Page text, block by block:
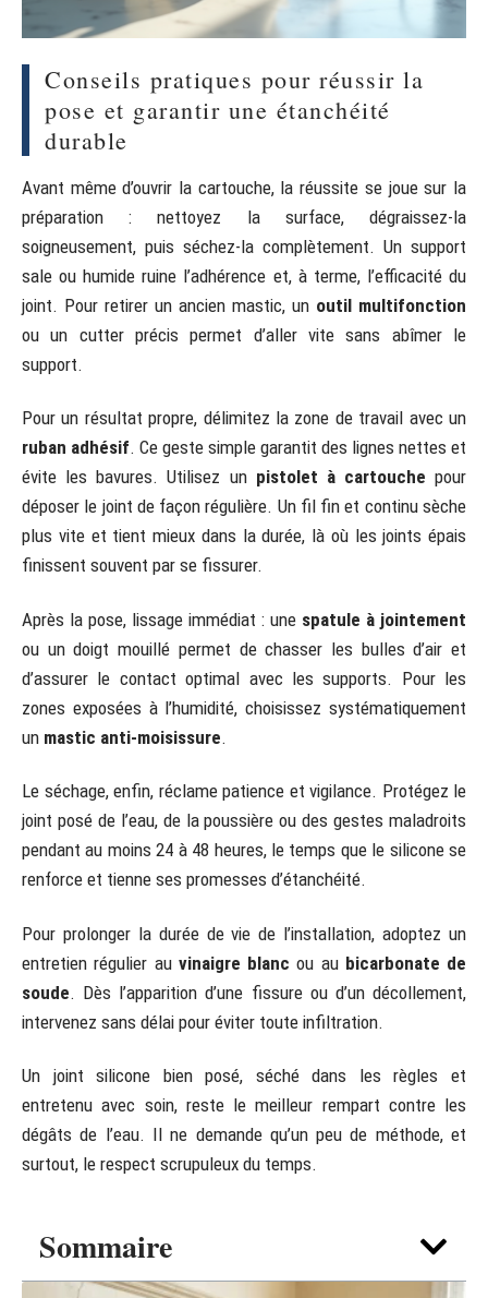
Sommaire
Conseils pratiques pour réussir la
pose et garantir une étanchéité
durable
Avant même d’ouvrir la cartouche, la réussite se joue sur la
préparation : nettoyez la surface, dégraissez-la
soigneusement, puis séchez-la complètement. Un support
sale ou humide ruine l’adhérence et, à terme, l’efficacité du
joint. Pour retirer un ancien mastic, un outil multifonction
ou un cutter précis permet d’aller vite sans abîmer le
support.
Pour un résultat propre, délimitez la zone de travail avec un
ruban adhésif. Ce geste simple garantit des lignes nettes et
évite les bavures. Utilisez un pistolet à cartouche pour
déposer le joint de façon régulière. Un fil fin et continu sèche
plus vite et tient mieux dans la durée, là où les joints épais
finissent souvent par se fissurer.
Après la pose, lissage immédiat : une spatule à jointement
ou un doigt mouillé permet de chasser les bulles d’air et
d’assurer le contact optimal avec les supports. Pour les
zones exposées à l’humidité, choisissez systématiquement
un mastic anti-moisissure.
Le séchage, enfin, réclame patience et vigilance. Protégez le
joint posé de l’eau, de la poussière ou des gestes maladroits
pendant au moins 24 à 48 heures, le temps que le silicone se
renforce et tienne ses promesses d’étanchéité.
Pour prolonger la durée de vie de l’installation, adoptez un
entretien régulier au vinaigre blanc ou au bicarbonate de
soude. Dès l’apparition d’une fissure ou d’un décollement,
intervenez sans délai pour éviter toute infiltration.
Un joint silicone bien posé, séché dans les règles et
entretenu avec soin, reste le meilleur rempart contre les
dégâts de l’eau. Il ne demande qu’un peu de méthode, et
surtout, le respect scrupuleux du temps.